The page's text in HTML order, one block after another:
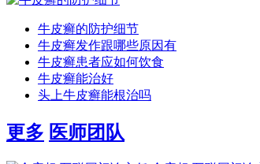
牛皮癣的防护细节
牛皮癣发作跟哪些原因有
牛皮癣患者应如何饮食
牛皮癣能治好
头上牛皮癣能根治吗
更多 医师团队